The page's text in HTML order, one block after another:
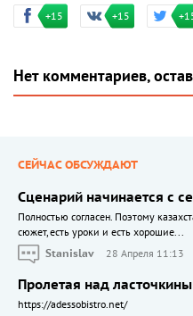
+15 +15
Нет комментариев,
СЕЙЧАС ОБСУЖДАЮТ
Сценарий начинается с
Полностью согласен. Поэтому
сюжет, есть уроки и есть хорошие...
Stanislav
28 Апреля 11:13
Пролетая над
https://adessobistro.net/